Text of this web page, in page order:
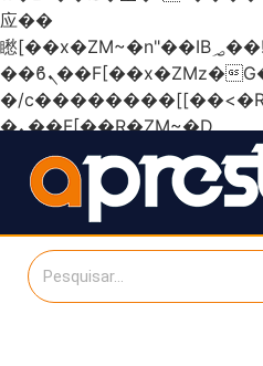
应��
矁[��x�ZM~�n"��IB؃��!'����Тѕ��+��(m��IK�ʭ�/|
��ϐܢ��F[��x�ZMz�G�� %嬩
�/
�ܢ��F[��R�ZM~�D